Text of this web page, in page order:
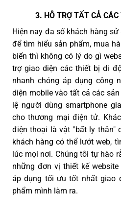
3. HỖ TRỢ TẤT CẢ
Hiện nay đa số khách hàng
để tìm hiểu sản phẩm, mua
biến thì không có lý do gì
trợ giao diện các thiết bị di
nhanh chóng áp dụng công
diện mobile vào tất cả các
lệ người dùng smartphone
cho thương mại điện tử.
điện thoại là vật "bất ly thân"
khách hàng có thể lướt web,
lúc mọi nơi. Chúng tôi tự hào
những đơn vị thiết kế
áp dụng tối ưu tốt nhất giao
phẩm mình làm ra.